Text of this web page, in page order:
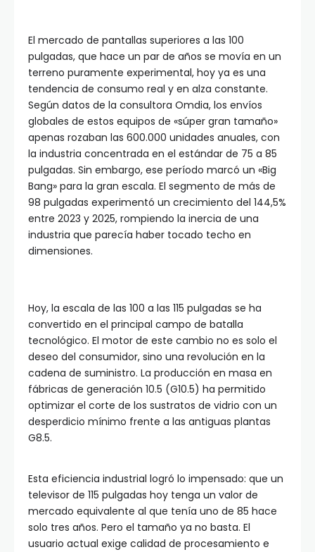
El mercado de pantallas superiores a las 100
pulgadas, que hace un par de años se movía en un
terreno puramente experimental, hoy ya es una
tendencia de consumo real y en alza constante.
Según datos de la consultora Omdia, los envíos
globales de estos equipos de «súper gran tamaño»
apenas rozaban las 600.000 unidades anuales, con
la industria concentrada en el estándar de 75 a 85
pulgadas. Sin embargo, ese período marcó un «Big
Bang» para la gran escala. El segmento de más de
98 pulgadas experimentó un crecimiento del 144,5%
entre 2023 y 2025, rompiendo la inercia de una
industria que parecía haber tocado techo en
dimensiones.
Hoy, la escala de las 100 a las 115 pulgadas se ha
convertido en el principal campo de batalla
tecnológico. El motor de este cambio no es solo el
deseo del consumidor, sino una revolución en la
cadena de suministro. La producción en masa en
fábricas de generación 10.5 (G10.5) ha permitido
optimizar el corte de los sustratos de vidrio con un
desperdicio mínimo frente a las antiguas plantas
G8.5.
Esta eficiencia industrial logró lo impensado: que un
televisor de 115 pulgadas hoy tenga un valor de
mercado equivalente al que tenía uno de 85 hace
solo tres años. Pero el tamaño ya no basta. El
usuario actual exige calidad de procesamiento e